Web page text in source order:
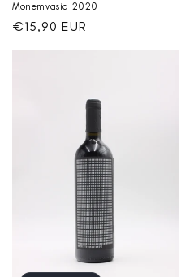
Monemvasía 2020
Normaler
€15,90 EUR